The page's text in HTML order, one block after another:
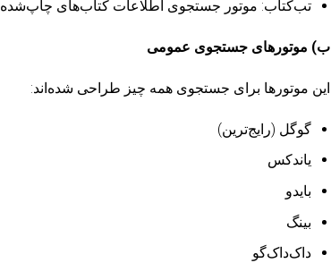
تب‌کتاب: موتور جستجوی اطلاعات کتاب‌های چاپ‌شده
ب) موتورهای جستجوی عمومی
این موتورها برای جستجوی همه چیز طراحی شده‌اند:
گوگل (رایج‌ترین)
یاندکس
بایدو
بینگ
داک‌داک‌گو